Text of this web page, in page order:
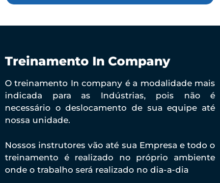
Treinamento In Company
O treinamento In company é a modalidade mais
indicada para as Indústrias, pois não é
necessário o deslocamento de sua equipe até
nossa unidade.
Nossos instrutores vão até sua Empresa e todo o
treinamento é realizado no próprio ambiente
onde o trabalho será realizado no dia-a-dia